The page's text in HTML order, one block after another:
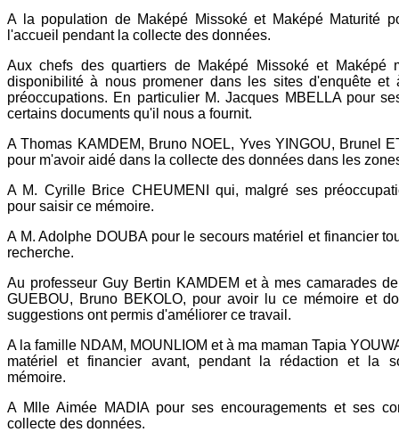
A la population de Maképé Missoké et Maképé Maturité
l'accueil pendant la collecte des données.
Aux chefs des quartiers de Maképé Missoké et Maképé
disponibilité à nous promener dans les sites d'enquête et
préoccupations. En particulier M. Jacques MBELLA pour
certains documents qu'il nous a fournit.
A Thomas KAMDEM, Bruno NOEL, Yves YINGOU, Brunel
pour m'avoir aidé dans la collecte des données dans les
A M. Cyrille Brice CHEUMENI qui, malgré ses
pour saisir ce mémoire.
A M. Adolphe DOUBA pour le secours matériel et financier
recherche.
Au professeur Guy Bertin KAMDEM et à mes camarades
GUEBOU, Bruno BEKOLO, pour avoir lu ce mémoire et
suggestions ont permis d'améliorer ce travail.
A la famille NDAM, MOUNLIOM et à ma maman Tapia
matériel et financier avant, pendant la rédaction et la
mémoire.
A Mlle Aimée MADIA pour ses encouragements et ses
collecte des données.